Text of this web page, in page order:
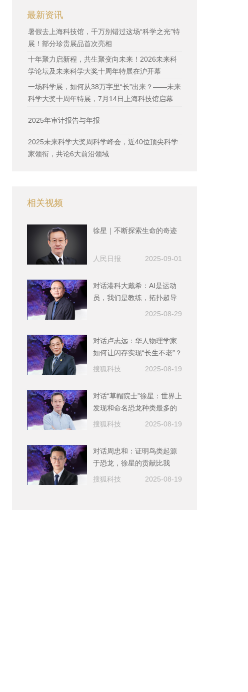
最新资讯
暑假去上海科技馆，千万别错过这场“科学之光”特
展！部分珍贵展品首次亮相
十年聚力启新程，共生聚变向未来！2026未来科
学论坛及未来科学大奖十周年特展在沪开幕
一场科学展，如何从38万字里“长”出来？——未来
科学大奖十周年特展，7月14日上海科技馆启幕
2025年审计报告与年报
2025未来科学大奖周科学峰会，近40位顶尖科学
家领衔，共论6大前沿领域
相关视频
徐星｜不断探索生命的奇迹
人民日报 2025-09-01
对话港科大戴希：AI是运动
员，我们是教练，拓扑超导
材料是下一步挖掘的重点｜
2025-08-29
对话卢志远：华人物理学家
如何让闪存实现“长生不老”？
搜狐科技
2025-08-19
对话“草帽院士”徐星：世界上
发现和命名恐龙种类最多的
人，把科研写进教科书
搜狐科技 2025-08-19
对话周忠和：证明鸟类起源
于恐龙，徐星的贡献比我
大，挖到漂亮的化石很幸运
搜狐科技 2025-08-19